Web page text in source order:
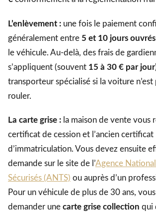
L’enlèvement : une fois le paiement
généralement entre 5 et 10 jours ouvrés
le véhicule. Au-delà, des frais de
s’appliquent (souvent 15 à 30 € par jour
transporteur spécialisé si la voiture n’est
rouler.
La carte grise : la maison de vente vous
certificat de cession et l’ancien certificat
d’immatriculation. Vous devez ensuite
demande sur le site de l’Agence
Sécurisés (ANTS) ou auprès d’un
Pour un véhicule de plus de 30 ans,
demander une carte grise collection qui